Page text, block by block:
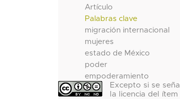
Artículo
Palabras clave
migración internacional
mujeres
estado de México
poder
empoderamiento
Excepto si se
la licencia del